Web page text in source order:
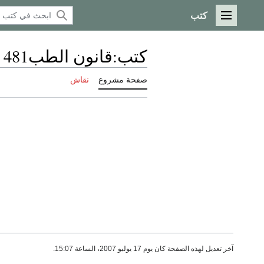
القائمة الرئيسية
كتب
كتب:قانون الطب481
صفحة مشروع نقاش
آخر تعديل لهذه الصفحة كان يوم 17 يوليو 2007، الساعة 15:07.